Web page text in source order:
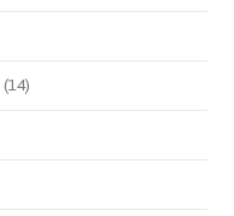
(14)